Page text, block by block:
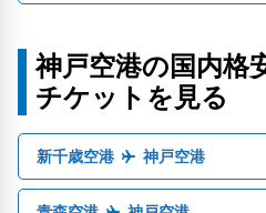
神戸空港の国内格
チケットを見る
新千歳空港 神戸空港